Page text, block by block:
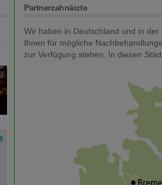
Partnerzahnärzte
Wir haben in Deutschland und in
Ihnen für mögliche
zur Verfügung stehen. In diesen